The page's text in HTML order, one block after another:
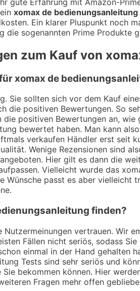
xomax de bedienungsanleitung
Ein klarer Pluspunkt noch
die sogenannten Prime
zum Kauf von
xomax de
Sie sollten sich vor dem Kauf
die positiven Bewertungen. So
positiven Bewertungen an,
bewertet haben. Man kann
verkaufen Händler erst seit
Wenige Rezensionen sind
Hier gilt es dann die
Vielleicht wurde das
Wünsche passt es aber
finden?
vertrauen. Wir
Fällen nicht seriös, sodass
einmal in der Hand
Tests sind sehr seriös und
bekommen können. Hier
Fragen mehr offen